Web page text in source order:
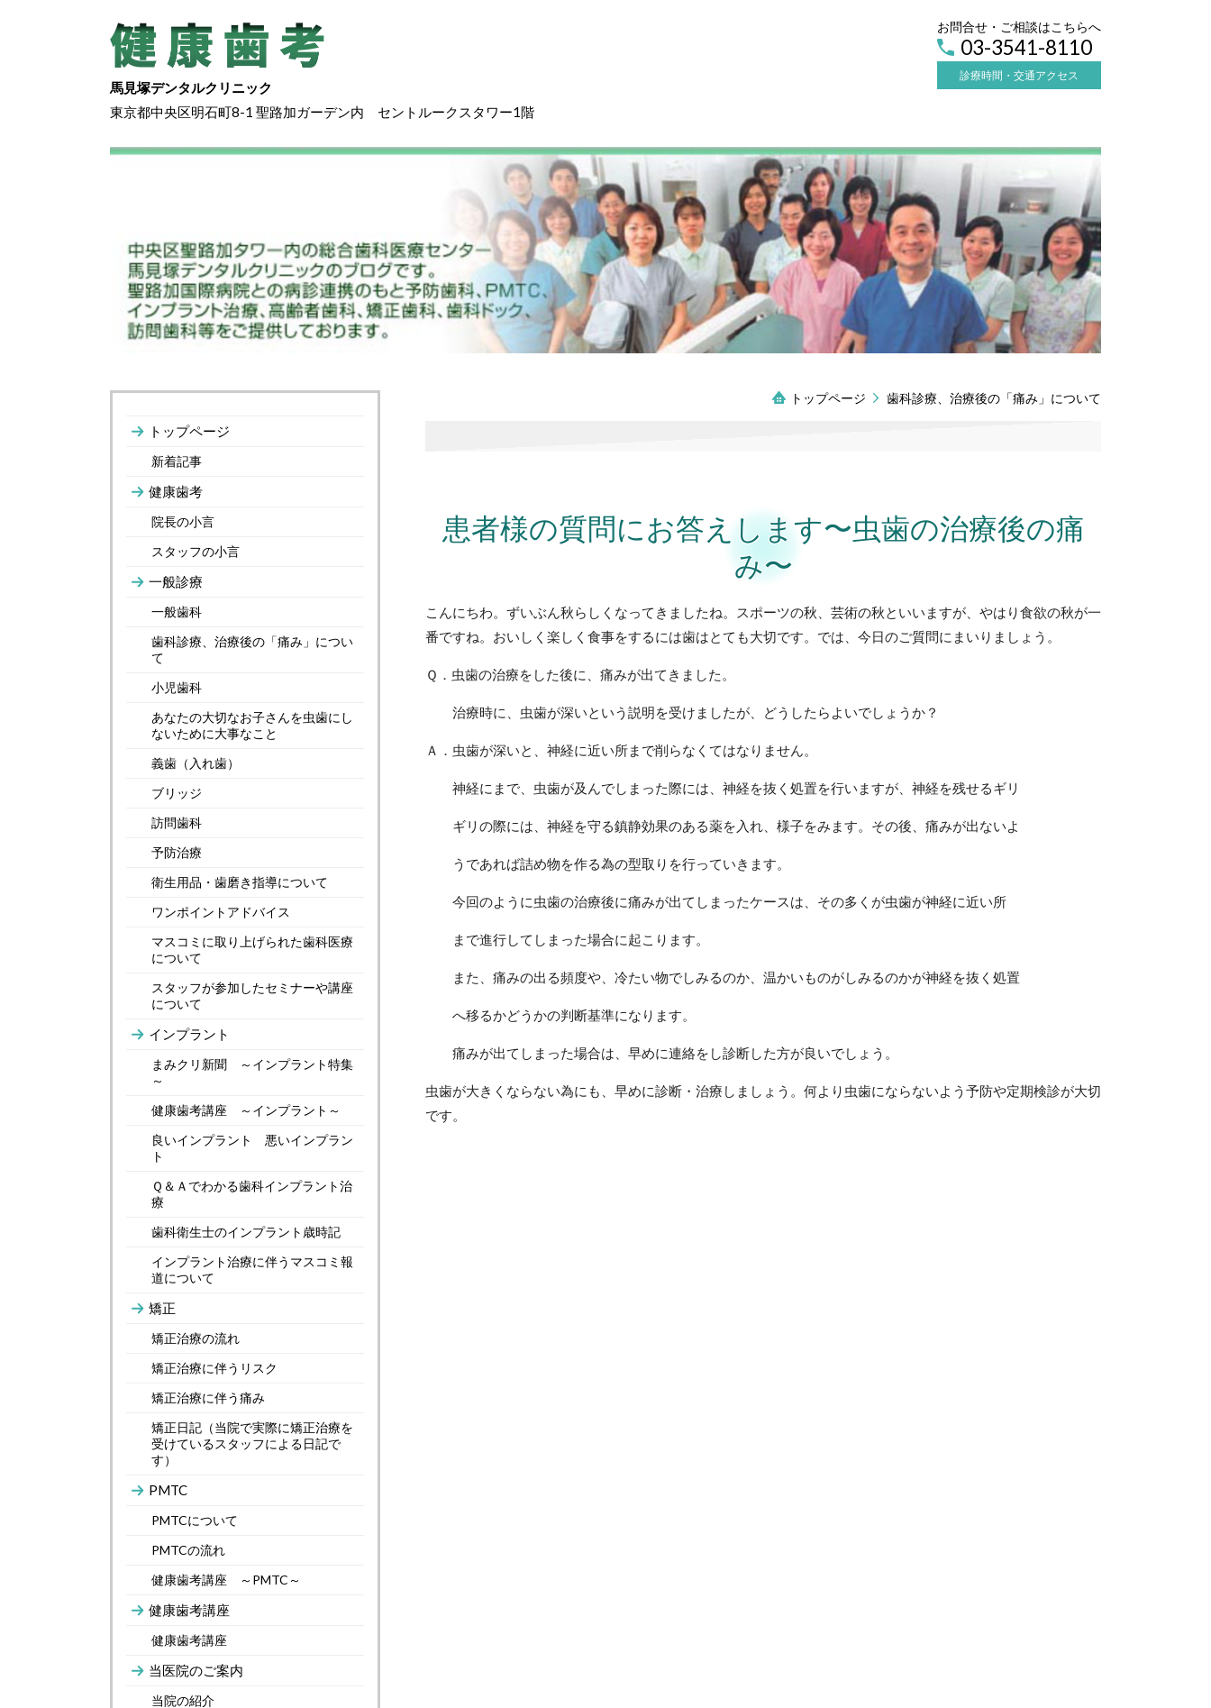
馬見塚デンタルクリニック
東京都中央区明石町8-1 聖路加ガーデン内 セントルークスタワー1階
お問合せ・ご相談はこちらへ
03-3541-8110
診療時間・交通アクセス
トップページ 歯科診療、治療後の「痛み」について
患者様の質問にお答えします〜虫歯の治療後の痛
み〜
こんにちわ。ずいぶん秋らしくなってきましたね。スポーツの秋、芸術の秋といいますが、やはり食欲の秋が一
番ですね。おいしく楽しく食事をするには歯はとても大切です。では、今日のご質問にまいりましょう。
Ｑ．虫歯の治療をした後に、痛みが出てきました。
治療時に、虫歯が深いという説明を受けましたが、どうしたらよいでしょうか？
Ａ．虫歯が深いと、神経に近い所まで削らなくてはなりません。
神経にまで、虫歯が及んでしまった際には、神経を抜く処置を行いますが、神経を残せるギリ
ギリの際には、神経を守る鎮静効果のある薬を入れ、様子をみます。その後、痛みが出ないよ
うであれば詰め物を作る為の型取りを行っていきます。
今回のように虫歯の治療後に痛みが出てしまったケースは、その多くが虫歯が神経に近い所
まで進行してしまった場合に起こります。
また、痛みの出る頻度や、冷たい物でしみるのか、温かいものがしみるのかが神経を抜く処置
へ移るかどうかの判断基準になります。
痛みが出てしまった場合は、早めに連絡をし診断した方が良いでしょう。
虫歯が大きくならない為にも、早めに診断・治療しましょう。何より虫歯にならないよう予防や定期検診が大切
です。
トップページ
新着記事
健康歯考
院長の小言
スタッフの小言
一般診療
一般歯科
歯科診療、治療後の「痛み」につい
て
小児歯科
あなたの大切なお子さんを虫歯にし
ないために大事なこと
義歯（入れ歯）
ブリッジ
訪問歯科
予防治療
衛生用品・歯磨き指導について
ワンポイントアドバイス
マスコミに取り上げられた歯科医療
について
スタッフが参加したセミナーや講座
について
インプラント
まみクリ新聞 ～インプラント特集
～
健康歯考講座 ～インプラント～
良いインプラント 悪いインプラン
ト
Ｑ＆Ａでわかる歯科インプラント治
療
歯科衛生士のインプラント歳時記
インプラント治療に伴うマスコミ報
道について
矯正
矯正治療の流れ
矯正治療に伴うリスク
矯正治療に伴う痛み
矯正日記（当院で実際に矯正治療を
受けているスタッフによる日記で
す）
PMTC
PMTCについて
PMTCの流れ
健康歯考講座 ～PMTC～
健康歯考講座
健康歯考講座
当医院のご案内
当院の紹介